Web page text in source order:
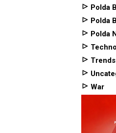
Polda
Polda
Polda
Trends
War